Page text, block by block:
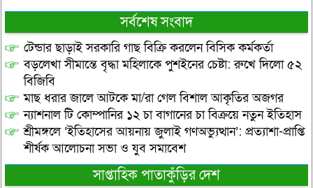
সর্বশেষ সংবাদ
টেন্ডার ছাড়াই সরকারি গাছ বিক্রি করলেন বিসিক কর্মকর্তা
বড়লেখা সীমান্তে বৃদ্ধা মহিলাকে পুশইনের চেষ্টা: রুখে দিলো ৫২
বিজিবি
মাছ ধরার জালে আটকে মা/রা গেল বিশাল আকৃতির অজগর
ন্যাশনাল টি কোম্পানির ১২ চা বাগানের চা বিক্রয়ে নতুন ইতিহাস
শ্রীমঙ্গলে ‘ইতিহাসের আয়নায় জুলাই গণঅভ্যুত্থান’: প্রত্যাশা-প্রাপ্তি
শীর্ষক আলোচনা সভা ও যুব সমাবেশ
সাপ্তাহিক পাতাকুঁড়ির দেশ